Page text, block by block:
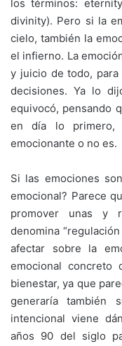
los términos:
divinity). Pero si la
cielo, también la
el infierno. La
y juicio de todo,
decisiones. Ya lo
equivocó, pensando
en día lo
emocionante o no es.
Si las emociones
emocional? Parece
promover unas y
denomina
afectar sobre la
emocional
bienestar, ya que
generaría también
intencional viene
años 90 del siglo